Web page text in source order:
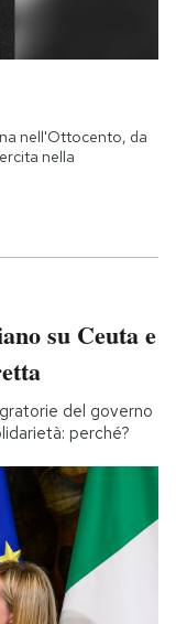
nell'Ottocento, da
nella
su Ceuta e
del governo
perché?